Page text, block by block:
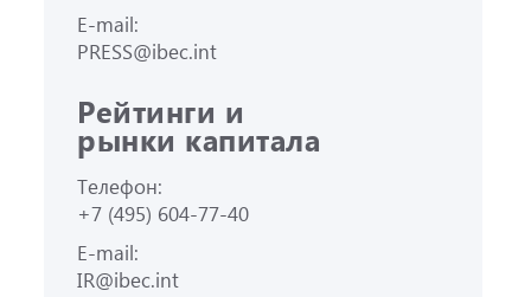
E-mail:
PRESS@ibec.int
Рейтинги и
рынки капитала
Телефон:
+7 (495) 604-77-40
E-mail:
IR@ibec.int